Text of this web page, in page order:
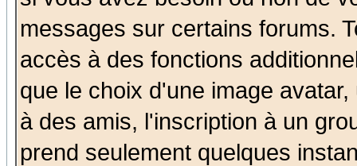
messages sur certains forums.
accès à des fonctions
que le choix d'une image
à des amis, l'inscription à un
prend seulement quelques